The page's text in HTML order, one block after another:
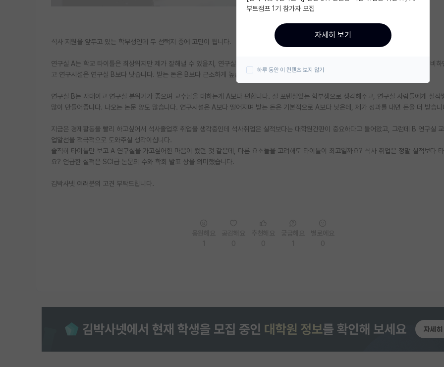
석사 지원을 앞두고 있는 학부생인데 두 선택지 중에 고민이 됩니다.
연구실 A는 학교 타이틀은 최상위지만 제가 잘해낼 수 있을지, 연구실 분위기 및 교수님 성격이 괜찮을지 확실하지 않습니다. 실적도 타이틀에 비하
고 연구시설은 연구실 B보다 낫습니다. 받는 돈은 B보다 근소하게 높습니다.
연구실 B는 자대이고 연구실 분위기가 좋으며 교수님을 대하는게 A보다 편합니다. 절 포텐셜있는 학부생으로 생각해주고, 연구실 사람들에게 실적
많이 만들어줍니다. 나오는 논문 양도 많습니다. 연구시설은 A보다 떨어지며 받는 돈은 기본적으로 A보다 낮은데, 제가 성과를 내면 돈을 더 받습니
지금은 경제활동을 빨리 하고싶어서 석사졸업후 취업을 생각중인데 석사취업은 실적보다는 대학원간판이 중요하다고 들어왔고, 그런데 B 연구실 교
업알선을 적극적으로 도와주실 생각이십니다.
솔직히 타이틀만 보고 A 연구실을 가고싶어한 마음이 컸던 것 같은데, 다른 요소들을 고려해도 타이틀이 최고일까요? 석사 취업은 정말 실적보다
요? 언급한 실적은 SCI급 논문의 수와 학회 발표 상을 의미했습니다.
김박사넷 여러분의 고견 부탁드립니다.
부트캠프 1기 참가자 모집
자세히 보기
하루 동안 이 컨텐츠 보지 않기